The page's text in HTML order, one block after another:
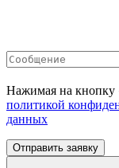
Нажимая на кнопку
политикой
данных
Отправить заявку